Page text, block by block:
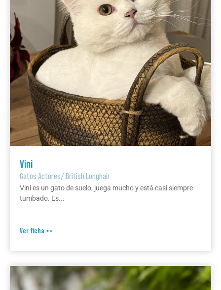
Vini
Gatos Actores/British Longhair
Vini es un gato de suelo, juega mucho y está casi siempre
tumbado. Es...
Ver ficha >>